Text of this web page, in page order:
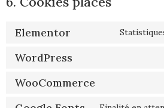
Elementor
WordPress
WooCommerce